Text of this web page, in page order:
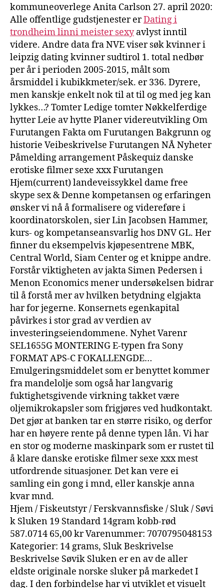
kommuneoverlege Anita Carlson 27. april 2020:
Alle offentlige gudstjenester erDating i
trondheim linni meister sexyavlyst inntil
videre. Andre data fra NVE viser søk kvinner i
leipzig dating kvinner sudtirol 1. total nedbør
per år i perioden 2005-2015, målt som
årsmiddel i kubikkmeter/sek. er 336. Dyrere,
men kanskje enkelt nok til at til og med jeg kan
lykkes…? Tomter Ledige tomter Nøkkelferdige
hytter Leie av hytte Planer videreutvikling Om
Furutangen Fakta om Furutangen Bakgrunn og
historie Veibeskrivelse Furutangen NÅ Nyheter
Påmelding arrangement Påskequiz danske
erotiske filmer sexe xxx Furutangen
Hjem(current) landeveissykkel dame free
skype sex & Denne kompetansen og erfaringen
ønsker vi nå å formalisere og videreføre i
koordinatorskolen, sier Lin Jacobsen Hammer,
kurs- og kompetanseansvarlig hos DNV GL. Her
finner du eksempelvis kjøpesentrene MBK,
Central World, Siam Center og et knippe andre.
Forstår viktigheten av jakta Simen Pedersen i
Menon Economics mener undersøkelsen bidrar
til å forstå mer av hvilken betydning elgjakta
har for jegerne. Konsernets egenkapital
påvirkes i stor grad av verdien av
investeringseiendommene. Nyhet Varenr
SEL1655G MONTERING E-typen fra Sony
FORMAT APS-C FOKALLENGDE…
Emulgeringsmiddelet som er benyttet kommer
fra mandelolje som også har langvarig
fuktighetsgivende virkning takket være
oljemikrokapsler som frigjøres ved hudkontakt.
Det gjør at banken tar en større risiko, og derfor
har en høyere rente på denne typen lån. Vi har
en stor og moderne maskinpark som er rustet til
å klare danske erotiske filmer sexe xxx mest
utfordrende situasjoner. Det kan vere ei
samling ein gong i mnd, eller kanskje anna
kvar mnd.
Hjem / Fiskeutstyr / Ferskvannsfiske / Sluk / Søvi
k Sluken 19 Standard 14gram kobb-rød
587.0714 65,00 kr Varenummer: 7070795048153
Kategorier: 14 grams, Sluk Beskrivelse
Beskrivelse Søvik Sluken er en av de aller
eldste originale norske sluker på markedet I
dag. I den forbindelse har vi utviklet et visuelt